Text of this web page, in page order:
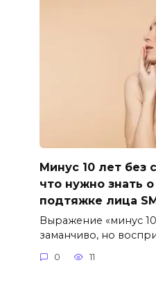
Минус 10 лет без
что нужно знать
подтяжке лица
Выражение «минус 10
заманчиво, но
0 11